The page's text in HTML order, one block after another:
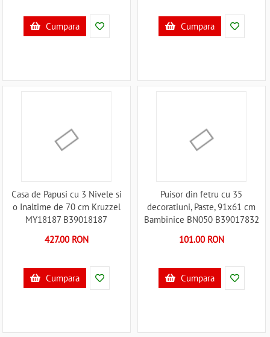
Cumpara Cumpara
Casa de Papusi cu 3 Nivele si
o Inaltime de 70 cm Kruzzel
MY18187 B39018187
427.00 RON
Cumpara
Puisor din fetru cu 35
decoratiuni, Paste, 91x61 cm
Bambinice BN050 B39017832
101.00 RON
Cumpara